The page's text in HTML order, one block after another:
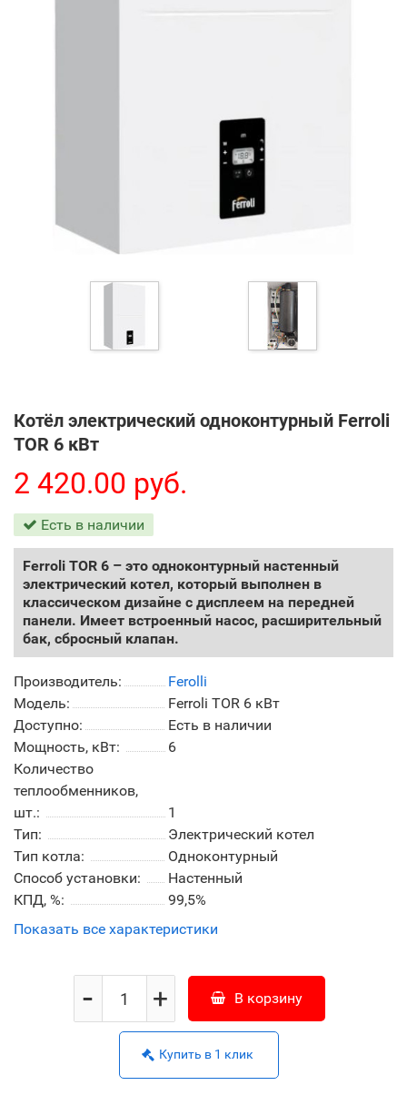
Котёл электрический одноконтурный Ferroli
TOR 6 кВт
2 420.00 руб.
Есть в наличии
Ferroli TOR 6 – это одноконтурный настенный
электрический котел, который выполнен в
классическом дизайне с дисплеем на передней
панели. Имеет встроенный насос, расширительный
бак, сбросный клапан.
Производитель:
Ferolli
Модель:
Ferroli TOR 6 кВт
Доступно:
Есть в наличии
Мощность, кВт:
6
Количество
теплообменников,
шт.:
1
Тип:
Электрический котел
Тип котла:
Одноконтурный
Способ установки:
Настенный
КПД, %:
99,5%
Показать все характеристики
+
- В корзину
Купить в 1 клик